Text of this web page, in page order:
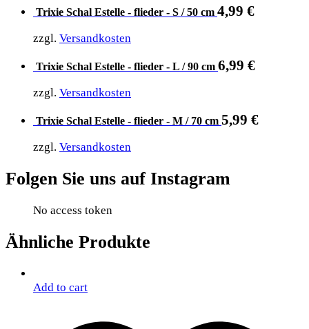
Trixie Schal Estelle - flieder - S / 50 cm 4,99 €
zzgl. Versandkosten
Trixie Schal Estelle - flieder - L / 90 cm 6,99 €
zzgl. Versandkosten
Trixie Schal Estelle - flieder - M / 70 cm 5,99 €
zzgl. Versandkosten
Folgen Sie uns auf Instagram
No access token
Ähnliche Produkte
Add to cart